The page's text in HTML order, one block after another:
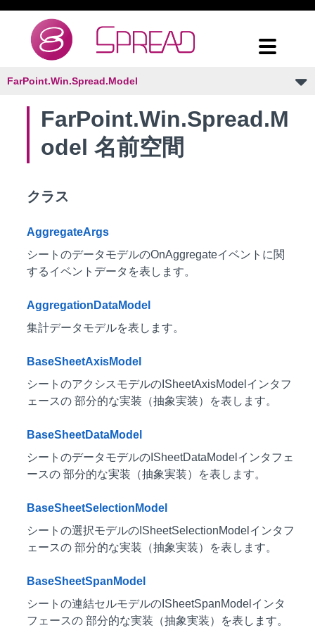
FarPoint.Win.Spread.Model
FarPoint.Win.Spread.M
odel 名前空間
クラス
AggregateArgs
シートのデータモデルのOnAggregateイベントに関
するイベントデータを表します。
AggregationDataModel
集計データモデルを表します。
BaseSheetAxisModel
シートのアクシスモデルのISheetAxisModelインタフ
ェースの 部分的な実装（抽象実装）を表します。
BaseSheetDataModel
シートのデータモデルのISheetDataModelインタフェ
ースの 部分的な実装（抽象実装）を表します。
BaseSheetSelectionModel
シートの選択モデルのISheetSelectionModelインタフ
ェースの 部分的な実装（抽象実装）を表します。
BaseSheetSpanModel
シートの連結セルモデルのISheetSpanModelインタ
フェースの 部分的な実装（抽象実装）を表します。